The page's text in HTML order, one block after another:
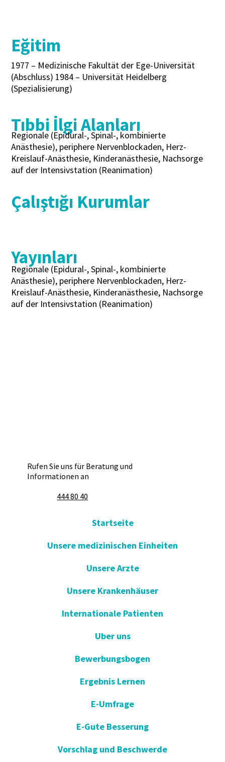
Eğitim
1977 – Medizinische Fakultät der Ege-Universität
(Abschluss) 1984 – Universität Heidelberg
(Spezialisierung)
Çalıştığı Kurumlar
Tıbbi İlgi Alanları
Regionale (Epidural-, Spinal-, kombinierte
Anästhesie), periphere Nervenblockaden, Herz-
Kreislauf-Anästhesie, Kinderanästhesie, Nachsorge
auf der Intensivstation (Reanimation)
Yayınları
Regionale (Epidural-, Spinal-, kombinierte
Anästhesie), periphere Nervenblockaden, Herz-
Kreislauf-Anästhesie, Kinderanästhesie, Nachsorge
auf der Intensivstation (Reanimation)
Rufen Sie uns für Beratung und
Informationen an
444 80 40
Startseite
Unsere medizinischen Einheiten
Unsere Arzte
Unsere Krankenhäuser
Internationale Patienten
Uber uns
Bewerbungsbogen
Ergebnis Lernen
E-Umfrage
E-Gute Besserung
Vorschlag und Beschwerde